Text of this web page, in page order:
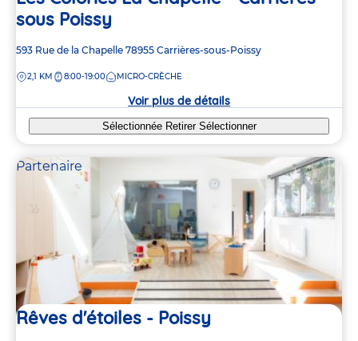
sous Poissy
Adresse
la
593 Rue de la Chapelle 78955 Carrières-sous-Poissy
DISTANCE
2,1 KM 8:00-19:00 MICRO-CRÈCHE
Voir plus de détails
Sélectionnée Retirer Sélectionner
Partenaire
Rêves d'étoiles - Poissy